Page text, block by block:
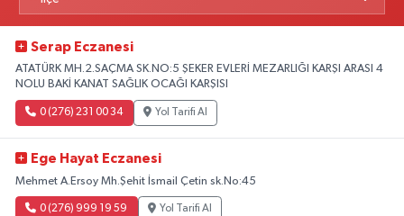
Serap Eczanesi
ATATÜRK MH.2.SAÇMA SK.NO:5 ŞEKER EVLERİ MEZARLIĞI KARŞI ARASI 4
NOLU BAKİ KANAT SAĞLIK OCAĞI KARŞISI
0 (276) 231 00 34 Yol Tarifi Al
Ege Hayat Eczanesi
Mehmet A.Ersoy Mh.Şehit İsmail Çetin sk.No:45
0 (276) 999 19 59 Yol Tarifi Al